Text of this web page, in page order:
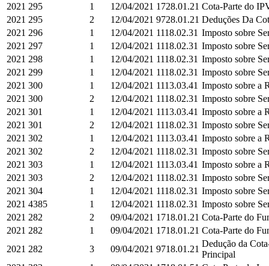
2021 295 1 12/04/2021 1728.01.21 Cota-Parte do
2021 295 2 12/04/2021 9728.01.21 Deduções Da
2021 296 1 12/04/2021 1118.02.31 Imposto sobre
2021 297 1 12/04/2021 1118.02.31 Imposto sobre
2021 298 1 12/04/2021 1118.02.31 Imposto sobre
2021 299 1 12/04/2021 1118.02.31 Imposto sobre
2021 300 1 12/04/2021 1113.03.41 Imposto sobre a
2021 300 2 12/04/2021 1118.02.31 Imposto sobre
2021 301 1 12/04/2021 1113.03.41 Imposto sobre a
2021 301 2 12/04/2021 1118.02.31 Imposto sobre
2021 302 1 12/04/2021 1113.03.41 Imposto sobre a
2021 302 2 12/04/2021 1118.02.31 Imposto sobre
2021 303 1 12/04/2021 1113.03.41 Imposto sobre a
2021 303 2 12/04/2021 1118.02.31 Imposto sobre
2021 304 1 12/04/2021 1118.02.31 Imposto sobre
2021 4385 1 12/04/2021 1118.02.31 Imposto sobre
2021 282 2 09/04/2021 1718.01.21 Cota-Parte do
2021 282 1 09/04/2021 1718.01.21 Cota-Parte do
2021 282 3 09/04/2021 9718.01.21
Dedução da
Principal